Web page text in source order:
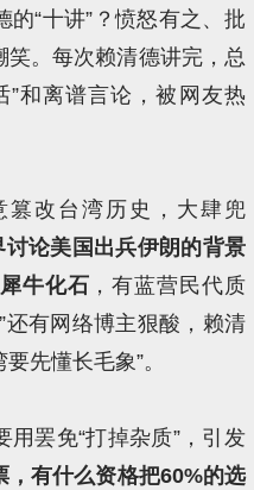
“十讲”？愤怒有之、批
。每次赖清德讲完，总
”和离谱言论，被网友热
改台湾历史，大肆兜
讨论美国出兵伊朗的背景
牛化石 ，有蓝营民代质
还有网络博主狠酸，赖清
先懂长毛象”。
罢免“打掉杂质”，引发
，有什么资格把60%的选